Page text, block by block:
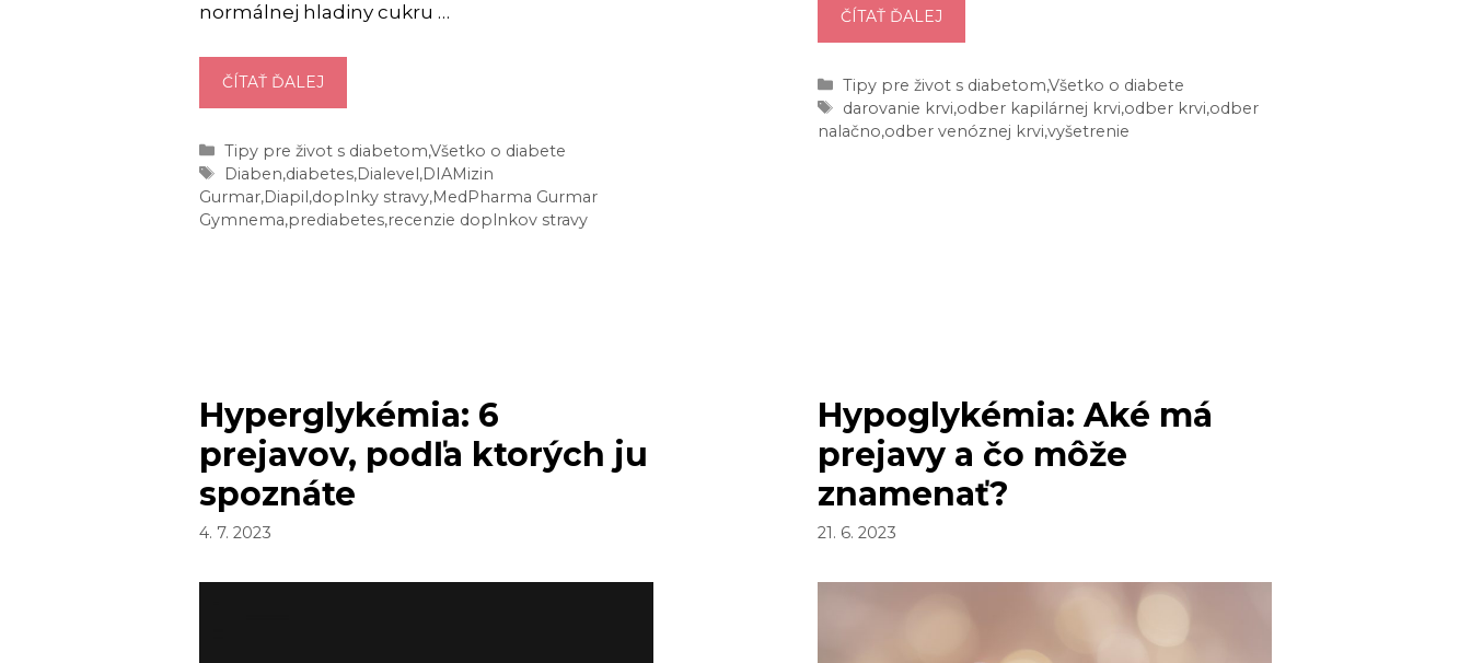
normálnej hladiny cukru …
ČÍTAŤ ĎALEJ
ZNIŽUJE
V
KRVI?
VYSKÚŠAJTE
Kategórie
Tipy pre život s diabetom,Všetko o diabete
Značky
Diaben,diabetes,Dialevel,DIAMizin
Gurmar,Diapil,doplnky stravy,MedPharma Gurmar
Gymnema,prediabetes,recenzie doplnkov stravy
ČÍTAŤ ĎALEJ
KRVI:
MÔŽETE
JESŤ
Kategórie
Tipy pre život s diabetom,Všetko o diabete
Značky
darovanie krvi,odber kapilárnej krvi,odber krvi,odber
nalačno,odber venóznej krvi,vyšetrenie
Hyperglykémia: 6
prejavov, podľa ktorých ju
spoznáte
4. 7. 2023
Hypoglykémia: Aké má
prejavy a čo môže
znamenať?
21. 6. 2023